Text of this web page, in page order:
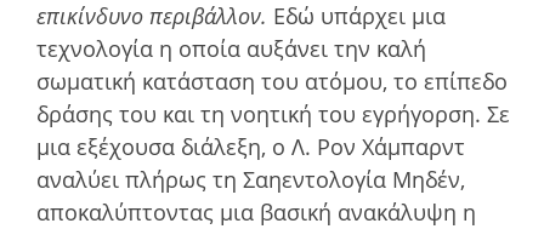
επικίνδυνο περιβάλλον. Εδώ υπάρχει μια
τεχνολογία η οποία αυξάνει την καλή
σωματική κατάσταση του ατόμου, το επίπεδο
δράσης του και τη νοητική του εγρήγορση. Σε
μια εξέχουσα διάλεξη, ο Λ. Ρον Χάμπαρντ
αναλύει πλήρως τη Σαηεντολογία Μηδέν,
αποκαλύπτοντας μια βασική ανακάλυψη η